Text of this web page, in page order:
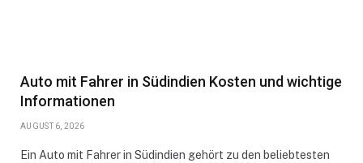
Auto mit Fahrer in Südindien Kosten und wichtige
Informationen
AUGUST 6, 2026
Ein Auto mit Fahrer in Südindien gehört zu den beliebtesten